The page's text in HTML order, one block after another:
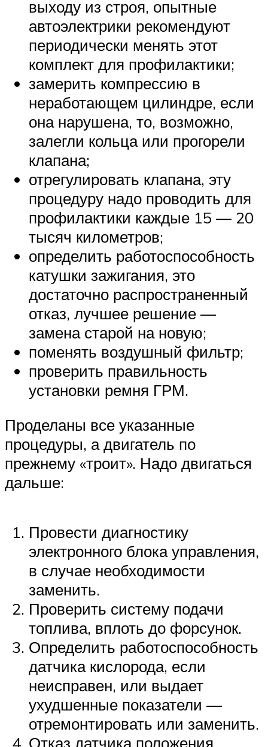
выходу из строя, опытные
автоэлектрики рекомендуют
периодически менять этот
комплект для профилактики;
замерить компрессию в
неработающем цилиндре, если
она нарушена, то, возможно,
залегли кольца или прогорели
клапана;
отрегулировать клапана, эту
процедуру надо проводить для
профилактики каждые 15 — 20
тысяч километров;
определить работоспособность
катушки зажигания, это
достаточно распространенный
отказ, лучшее решение —
замена старой на новую;
поменять воздушный фильтр;
проверить правильность
установки ремня ГРМ.
Проделаны все указанные
процедуры, а двигатель по
прежнему «троит». Надо двигаться
дальше:
Провести диагностику
электронного блока управления,
в случае необходимости
заменить.
Проверить систему подачи
топлива, вплоть до форсунок.
Определить работоспособность
датчика кислорода, если
неисправен, или выдает
ухудшенные показатели —
отремонтировать или заменить.
Отказ датчика положения